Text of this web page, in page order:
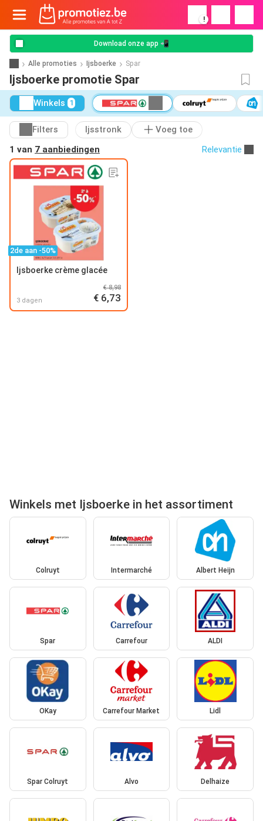
!
Download onze app 📲
Alle promoties Ijsboerke Spar
Ijsboerke promotie Spar
Winkels 1
Filters Ijsstronk
Voeg toe
1 van 7 aanbiedingen Relevantie
2de aan -50%
Ijsboerke crème glacée
3 dagen
€ 8,98
€ 6,73
Winkels met Ijsboerke in het assortiment
Colruyt Intermarché Albert Heijn
Spar Carrefour ALDI
OKay Carrefour Market Lidl
Spar Colruyt Alvo Delhaize